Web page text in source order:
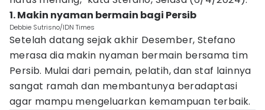
1. Makin nyaman bermain bagi Persib
Debbie Sutrisno/IDN Times
Setelah datang sejak akhir Desember, Stefano
merasa dia makin nyaman bermain bersama tim
Persib. Mulai dari pemain, pelatih, dan staf lainnya
sangat ramah dan membantunya beradaptasi
agar mampu mengeluarkan kemampuan terbaik.